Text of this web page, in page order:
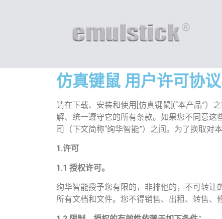
仿真键鼠 用户许可协议
请在下载、安装和使用[仿真键鼠](“本产品”）
解、统一遵守它的所有条款。如果您不同意
司（下文简称“绚华智能”）之间。为了换取对
1.许可
1.1 授权许可。
绚华智能授予您有限的，非排他的，不可转让
所有文档和文件。您不得销售、出租、转售、